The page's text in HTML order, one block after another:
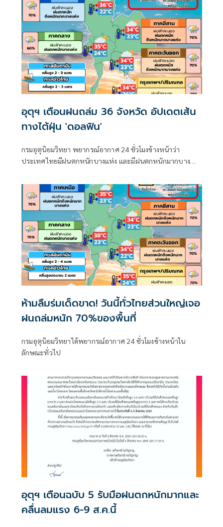
อุตุฯ เตือนฝนถล่ม 36 จังหวัด อัปเดตเส้น
ทางไต้ฝุ่น 'ดอลฟิน'
กรมอุตุนิยมวิทยา พยากรณ์อากาศ 24 ชั่วโมงข้างหน้าว่า
ประเทศไทยมีฝนตกหนักบางแห่ง และมีฝนตกหนักมากบาง
ห้ามลืมร่มเด็ดขาด! วันนี้ทั่วไทยส่วนใหญ่เจอ
ฝนถล่มหนัก 70%ของพื้นที่
กรมอุตุนิยมวิทยาได้พยากรณ์อากาศ 24 ชั่วโมงข้างหน้าใน
ลักษณะทั่วไป
อุตุฯ เตือนฉบับ 5 รับมือฝนตกหนักมากและ
คลื่นลมแรง 6-9 ส.ค.นี้